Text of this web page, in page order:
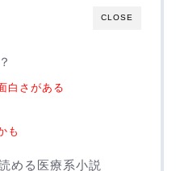
CLOSE
白さがある
も
める医療系小説